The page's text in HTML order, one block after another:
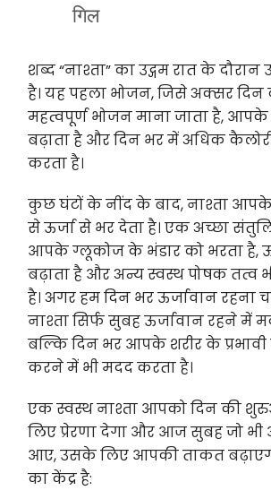
गिल
शब्द “नाश्ता” का उद्गम रात के
है। यह पहला भोजन, जिसे अक्सर
महत्वपूर्ण भोजन माना जाता है,
बढ़ाता है और दिन भर में अधिक
करता है।
कुछ घंटों के नींद के बाद, नाश्ता आपके
से ऊर्जा से भर देता है। एक अच्छा
आपके ग्लूकोज के भंडार को भरता है,
बढ़ाता है और अन्य स्वस्थ पोषक तत्व
है। अगर हम दिन भर ऊर्जावान रहना
नाश्ता सिर्फ सुबह ऊर्जावान रहने में
बल्कि दिन भर आपके शरीर के
करने में भी मदद करता है।
एक स्वस्थ नाश्ता आपको दिन की
लिए प्रेरणा देगा और आज सुबह जो
आए, उसके लिए आपकी ताकत
का केंद्र है: